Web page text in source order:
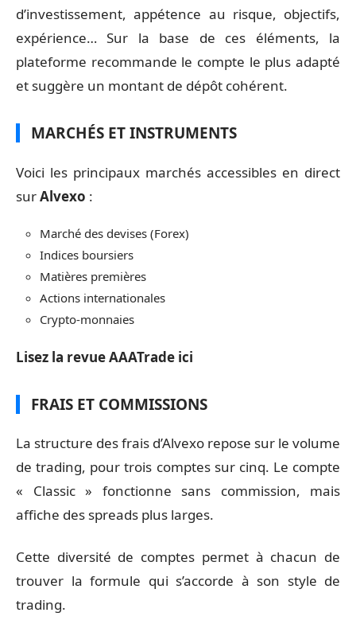
d’investissement, appétence au risque, objectifs,
expérience… Sur la base de ces éléments, la
plateforme recommande le compte le plus adapté
et suggère un montant de dépôt cohérent.
MARCHÉS ET INSTRUMENTS
Voici les principaux marchés accessibles en direct
surAlvexo :
Marché des devises (Forex)
Indices boursiers
Matières premières
Actions internationales
Crypto-monnaies
Lisez la revue AAATrade ici
FRAIS ET COMMISSIONS
La structure des frais d’Alvexo repose sur le volume
de trading, pour trois comptes sur cinq. Le compte
« Classic » fonctionne sans commission, mais
affiche des spreads plus larges.
Cette diversité de comptes permet à chacun de
trouver la formule qui s’accorde à son style de
trading.